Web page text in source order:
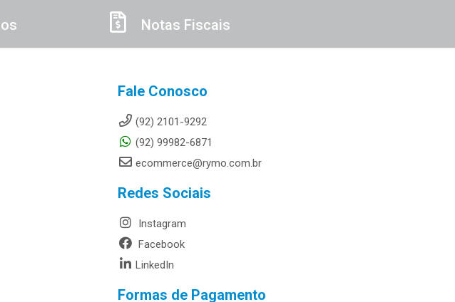
Notas Fiscais
Fale Conosco
(92) 2101-9292
(92) 99982-6871
ecommerce@rymo.com.br
Redes Sociais
Instagram
Facebook
LinkedIn
Formas de Pagamento